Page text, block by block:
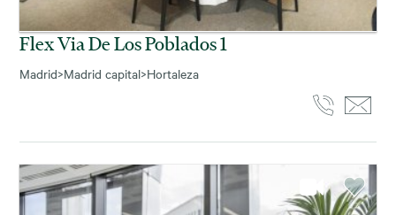
Flex Via De Los Poblados 1
Madrid>Madrid capital>Hortaleza